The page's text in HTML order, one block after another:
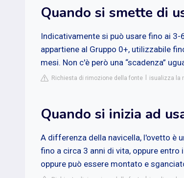
Quando si smette di
Indicativamente si può usare fino ai
appartiene al Gruppo 0+, utilizzabile
mesi. Non c'è però una “scadenza”
Richiesta di rimozione della fonte isualizza la
Quando si inizia ad
A differenza della navicella, l'ovetto è
fino a circa 3 anni di vita, oppure
oppure può essere montato e